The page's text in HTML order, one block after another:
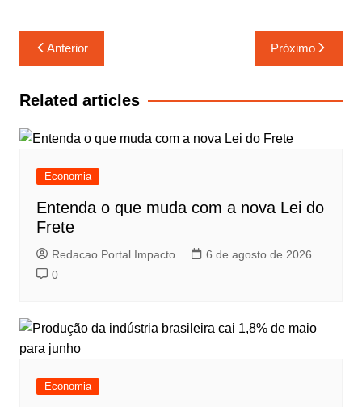
Navegação
de
Post
Anterior Próximo
Related articles
Economia
Entenda o que muda com a nova Lei do
Frete
Redacao Portal Impacto
6 de agosto de 2026
0
Economia